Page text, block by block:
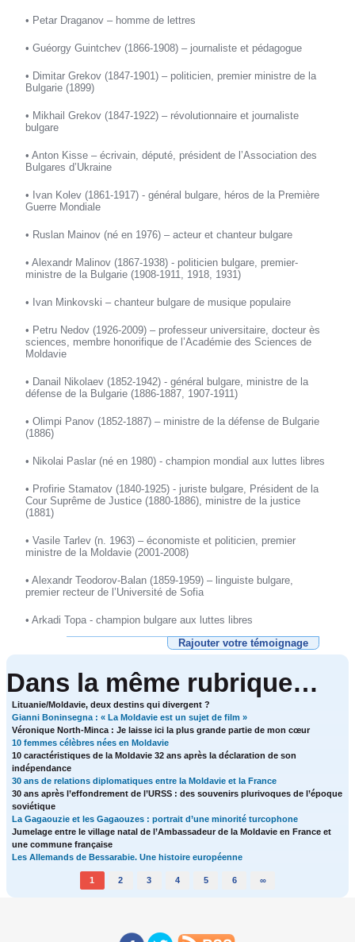
• Petar Draganov – homme de lettres
• Guéorgy Guintchev (1866-1908) – journaliste et pédagogue
• Dimitar Grekov (1847-1901) – politicien, premier ministre de la
Bulgarie (1899)
• Mikhail Grekov (1847-1922) – révolutionnaire et journaliste
bulgare
• Anton Kisse – écrivain, député, président de l’Association des
Bulgares d’Ukraine
• Ivan Kolev (1861-1917) - général bulgare, héros de la Première
Guerre Mondiale
• Ruslan Mainov (né en 1976) – acteur et chanteur bulgare
• Alexandr Malinov (1867-1938) - politicien bulgare, premier-
ministre de la Bulgarie (1908-1911, 1918, 1931)
• Ivan Minkovski – chanteur bulgare de musique populaire
• Petru Nedov (1926-2009) – professeur universitaire, docteur ès
sciences, membre honorifique de l’Académie des Sciences de
Moldavie
• Danail Nikolaev (1852-1942) - général bulgare, ministre de la
défense de la Bulgarie (1886-1887, 1907-1911)
• Olimpi Panov (1852-1887) – ministre de la défense de Bulgarie
(1886)
• Nikolai Paslar (né en 1980) - champion mondial aux luttes libres
• Profirie Stamatov (1840-1925) - juriste bulgare, Président de la
Cour Suprême de Justice (1880-1886), ministre de la justice
(1881)
• Vasile Tarlev (n. 1963) – économiste et politicien, premier
ministre de la Moldavie (2001-2008)
• Alexandr Teodorov-Balan (1859-1959) – linguiste bulgare,
premier recteur de l’Université de Sofia
• Arkadi Topa - champion bulgare aux luttes libres
Rajouter votre témoignage
Dans la même rubrique…
Lituanie/Moldavie, deux destins qui divergent ?
Gianni Boninsegna : « La Moldavie est un sujet de film »
Véronique North-Minca : Je laisse ici la plus grande partie de mon cœur
10 femmes célèbres nées en Moldavie
10 caractéristiques de la Moldavie 32 ans après la déclaration de son
indépendance
30 ans de relations diplomatiques entre la Moldavie et la France
30 ans après l’effondrement de l’URSS : des souvenirs plurivoques de l’époque
soviétique
La Gagaouzie et les Gagaouzes : portrait d’une minorité turcophone
Jumelage entre le village natal de l’Ambassadeur de la Moldavie en France et
une commune française
Les Allemands de Bessarabie. Une histoire européenne
1 2 3 4 5 6 ∞